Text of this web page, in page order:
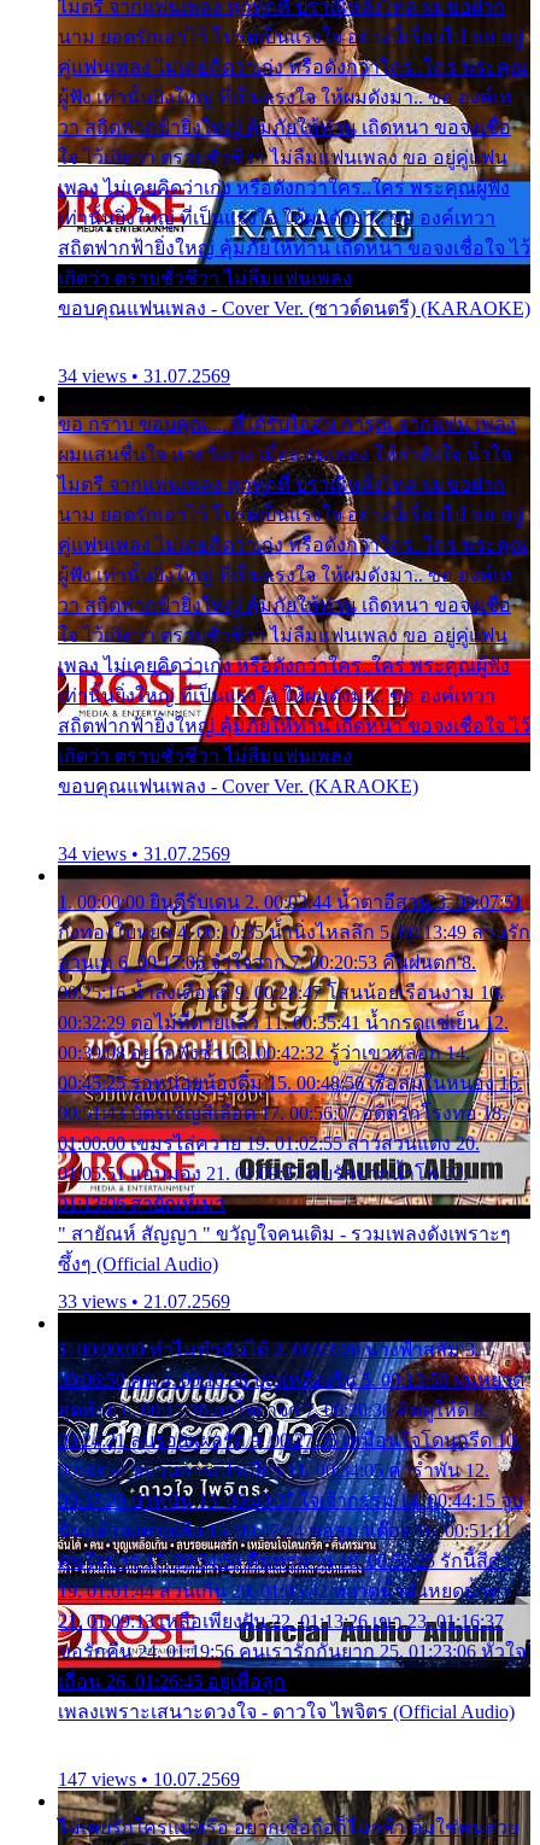
ไมตรี จากแฟนเพลง ทุกทุกที่ ปราณีหลั่งไหล ผมขอฝาก
นาม ยอดรักเอาไว้ โปรดเป็นแรงใจ อย่างนี้เรื่อยไป ขอ อยู่
คู่แฟนเพลง ไม่เคยคิดว่าเก่ง หรือดังกว่าใคร..ใคร พระคุณ
ผู้ฟัง เท่านั้นยิ่งใหญ่ ที่เป็นแรงใจ ให้ผมดังมา.. ขอ องค์เท
วา สถิตฟากฟ้ายิ่งใหญ่ คุ้มภัยให้ท่าน เถิดหนา ขอจงเชื่อ
ใจ ไว้เถิดว่า ตราบชั่วชีวา ไม่ลืมแฟนเพลง ขอ อยู่คู่แฟน
เพลง ไม่เคยคิดว่าเก่ง หรือดังกว่าใคร..ใคร พระคุณผู้ฟัง
เท่านั้นยิ่งใหญ่ ที่เป็นแรงใจ ให้ผมดังมา.. ขอ องค์เทวา
สถิตฟากฟ้ายิ่งใหญ่ คุ้มภัยให้ท่าน เถิดหนา ขอจงเชื่อใจ ไว้
เถิดว่า ตราบชั่วชีวา ไม่ลืมแฟนเพลง
ขอบคุณแฟนเพลง - Cover Ver. (ซาวด์ดนตรี) (KARAOKE)
34 views • 31.07.2569
ขอ กราบ ขอบคุณ.... ที่ได้รับไออุ่น การุณ จากแฟน เพลง
ผมแสนชื่นใจ หายวังเวง เมื่อแฟนเพลง ให้กำลังใจ น้ำใจ
ไมตรี จากแฟนเพลง ทุกทุกที่ ปราณีหลั่งไหล ผมขอฝาก
นาม ยอดรักเอาไว้ โปรดเป็นแรงใจ อย่างนี้เรื่อยไป ขอ อยู่
คู่แฟนเพลง ไม่เคยคิดว่าเก่ง หรือดังกว่าใคร..ใคร พระคุณ
ผู้ฟัง เท่านั้นยิ่งใหญ่ ที่เป็นแรงใจ ให้ผมดังมา.. ขอ องค์เท
วา สถิตฟากฟ้ายิ่งใหญ่ คุ้มภัยให้ท่าน เถิดหนา ขอจงเชื่อ
ใจ ไว้เถิดว่า ตราบชั่วชีวา ไม่ลืมแฟนเพลง ขอ อยู่คู่แฟน
เพลง ไม่เคยคิดว่าเก่ง หรือดังกว่าใคร..ใคร พระคุณผู้ฟัง
เท่านั้นยิ่งใหญ่ ที่เป็นแรงใจ ให้ผมดังมา.. ขอ องค์เทวา
สถิตฟากฟ้ายิ่งใหญ่ คุ้มภัยให้ท่าน เถิดหนา ขอจงเชื่อใจ ไว้
เถิดว่า ตราบชั่วชีวา ไม่ลืมแฟนเพลง
ขอบคุณแฟนเพลง - Cover Ver. (KARAOKE)
34 views • 31.07.2569
1. 00:00:00 ยินดีรับเดน 2. 00:03:44 น้ำตาอีสาน 3. 00:07:51
กิ่งทองใบหยก 4. 00:10:35 น้ำนิ่งไหลลึก 5. 00:13:49 ลานรัก
ลานเท 6. 00:17:06 จำใจจาก 7. 00:20:53 คืนฝนตก 8.
00:25:16 น้ำลงเดือนยี่ 9. 00:28:47 โสนน้อยเรือนงาม 10.
00:32:29 ตอไม้ที่ตายแล้ว 11. 00:35:41 น้ำกรดแช่เย็น 12.
00:39:08 อยากฟังซ้ำ 13. 00:42:32 รู้ว่าเขาหลอก 14.
00:45:25 รอหน่อยน้องติ๋ม 15. 00:48:56 เรือล่มในหนอง 16.
00:51:43 บัตรเชิญสีเลือด 17. 00:56:07 อดีตรักโรงทอ 18.
01:00:00 เขมรไล่ควาย 19. 01:02:55 สาวสวนแตง 20.
01:05:51 แอบมอง 21. 01:09:27 พบรักปากน้ำโพ 22.
01:13:06 สายัณห์เมา
" สายัณห์ สัญญา " ขวัญใจคนเดิม - รวมเพลงดังเพราะๆ
ซึ้งๆ (Official Audio)
33 views • 21.07.2569
1. 00:00:00 ทำไมทำฉันได้ 2. 00:03:20 นางฟ้าสลัม 3.
00:06:50 คน 4. 00:10:36 บุญเหลือเกิน 5. 00:13:58 ฝนหยาด
สุดท้าย 6. 00:17:30 ยาใจยาจก 7. 00:20:30 คิดดูให้ดี 8.
00:24:21 ลบรอยแผลรัก 9. 00:27:35 เหมือนใจโดนกรีด 10.
00:30:54 ขบวนการเปาเปียว 11. 00:34:05 คำรำพัน 12.
00:37:20 ปาหนัน 13. 00:40:37 ใจเจ้ากรรม 14. 00:44:15 จูบ
ฉันแล้วจงตายเสีย 15. 00:47:24 ขอสูมาเต๊อะ 16. 00:51:11
คนใจมาร 17. 00:54:50 คืนทรมาน 18. 00:58:25 รักนี้สีดำ
19. 01:01:44 ส่วนเกิน 20. 01:05:42 หยาดน้ำฝนหยดน้ำตา
21. 01:09:13 เหลือเพียงฝัน 22. 01:13:26 เขา 23. 01:16:37
ขอรักคืน 24. 01:19:56 คนเรารักกันยาก 25. 01:23:06 หัวใจ
เถื่อน 26. 01:26:45 อยู่เพื่อลูก
เพลงเพราะเสนาะดวงใจ - ดาวใจ ไพจิตร (Official Audio)
147 views • 10.07.2569
ไม่เคยรักใครแน่หรือ อยากเชื่อถือก็ไม่กล้า ติ๋มใช่คนสวย